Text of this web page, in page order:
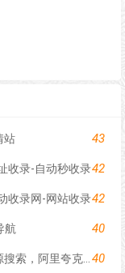
站 43
收录-自动秒收录42
收录网-网站收录42
航 40
爱搜-网盘资源搜索-一站式网盘资源搜索，阿里夸克百度迅雷UC全聚合40